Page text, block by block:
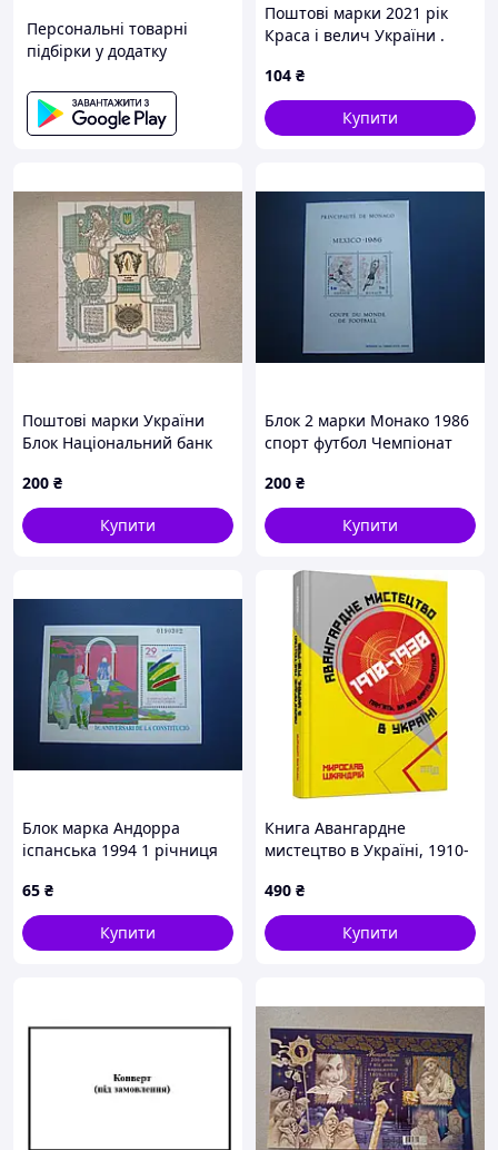
Персональні товарні
підбірки у додатку
Поштові марки 2021 рік
Краса і велич України .
104 ₴
Купити
Поштові марки України
Блок Національний банк
200 ₴
Купити
Блок 2 марки Монако 1986
спорт футбол Чемпіонат
по фото
200 ₴
Купити
Блок марка Андорра
іспанська 1994 1 річниця
65 ₴
Купити
Книга Авангардне
мистецтво в Україні, 1910-
варто боротися. Автор - М.
Шкандрій
490 ₴
Купити